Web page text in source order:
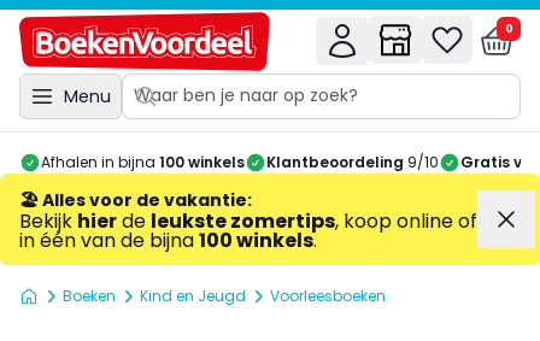
Menu
0
Afhalen in bijna 100 winkels Klantbeoordeling 9/10 Gratis
🏖️ Alles voor de vakantie:
Bekijk hierde leukste zomertips, koop online of
in één van de bijna100 winkels.
Boeken Kind en Jeugd Voorleesboeken